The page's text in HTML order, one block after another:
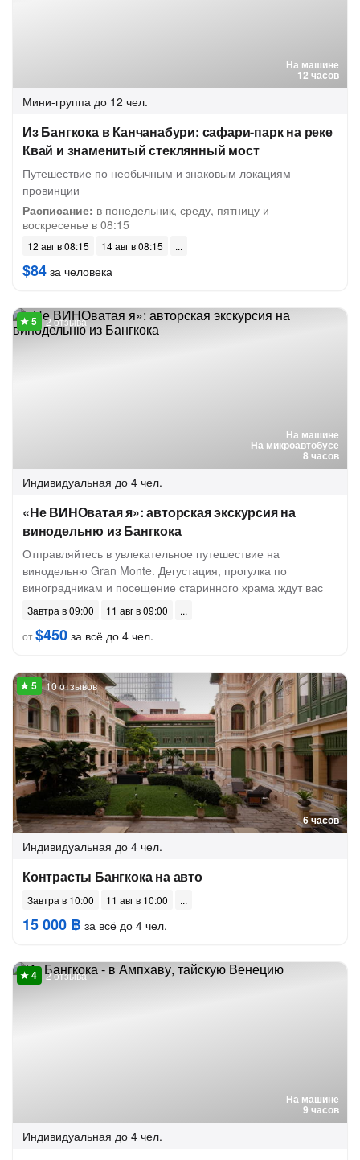
На машине
12 часов
Мини-группа до 12 чел.
Из Бангкока в Канчанабури: сафари-парк на реке
Квай и знаменитый стеклянный мост
Путешествие по необычным и знаковым локациям
провинции
Расписание: в понедельник, среду, пятницу и
воскресенье в 08:15
12 авг в 08:15 14 авг в 08:15
$84 за человека
На машине
На микроавтобусе
8 часов
2 отзыва
Индивидуальная до 4 чел.
«Не ВИНОватая я»: авторская экскурсия на
винодельню из Бангкока
Отправляйтесь в увлекательное путешествие на
винодельню Gran Monte. Дегустация, прогулка по
виноградникам и посещение старинного храма ждут вас
Завтра в 09:00
11 авг в 09:00
от$450 за всё до 4 чел.
6 часов
10 отзывов
Индивидуальная до 4 чел.
Контрасты Бангкока на авто
Завтра в 10:00 11 авг в 10:00
15 000 ฿ за всё до 4 чел.
На машине
9 часов
2 отзыва
Индивидуальная до 4 чел.